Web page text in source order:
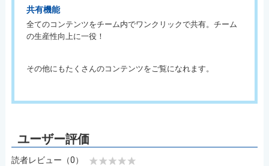
共有機能
全てのコンテンツをチーム内でワンクリックで共有。チーム
の生産性向上に一役！
その他にもたくさんのコンテンツをご覧になれます。
読者レビュー（0）